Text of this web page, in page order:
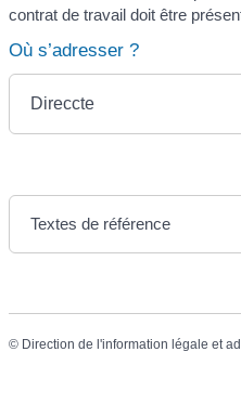
contrat de travail doit être
Où s’adresser ?
Direccte
Textes de référence
© Direction de l'information légale et